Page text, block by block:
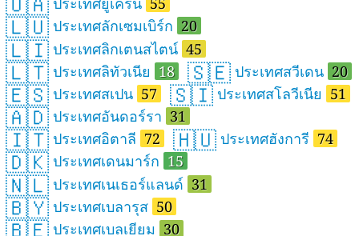
🇱🇺 ประเทศลักเซมเบิร์ก 20
🇱🇮 ประเทศลิกเตนสไตน์ 45
🇱🇹 ประเทศลิทัวเนีย 18 🇸🇪 ประเทศสวีเดน 20
🇪🇸 ประเทศสเปน 57 🇸🇮 ประเทศสโลวีเนีย 51
🇦🇩 ประเทศอันดอร์รา 31
🇮🇹 ประเทศอิตาลี 72 🇭🇺 ประเทศฮังการี 74
🇩🇰 ประเทศเดนมาร์ก 15
🇳🇱 ประเทศเนเธอร์แลนด์ 31
🇧🇾 ประเทศเบลารุส 50
🇧🇪 ประเทศเบลเยียม 30